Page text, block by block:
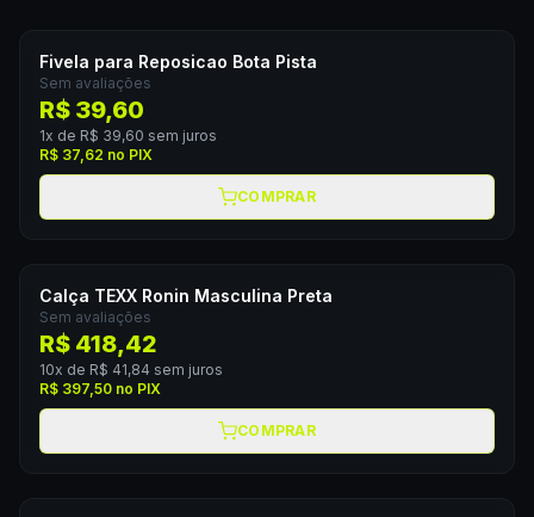
Fivela para Reposicao Bota Pista
Sem avaliações
R$ 39,60
1x de R$ 39,60 sem juros
R$ 37,62 no PIX
COMPRAR
Calça TEXX Ronin Masculina Preta
Sem avaliações
R$ 418,42
10x de R$ 41,84 sem juros
R$ 397,50 no PIX
COMPRAR